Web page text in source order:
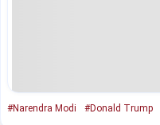
#Narendra Modi #Donald Trump